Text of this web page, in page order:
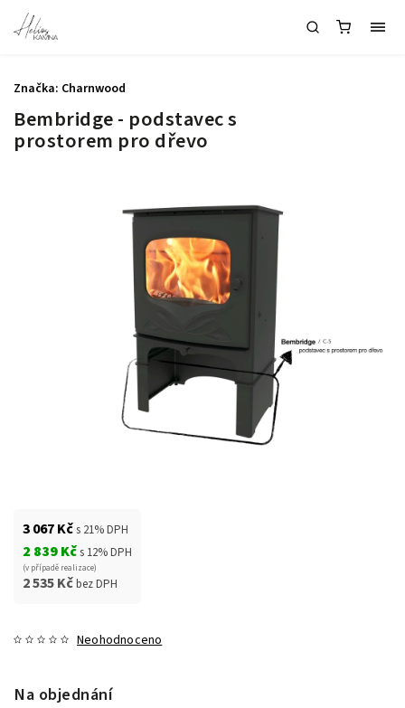
Bembridge - podstavec s
prostorem pro dřevo
3 067 Kčs 21% DPH
2 839 Kčs 12% DPH
(v případě realizace)
2 535 Kčbez DPH
Neohodnoceno
Značka: Charnwood
Na objednání